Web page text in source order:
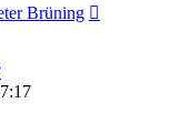
Brüning